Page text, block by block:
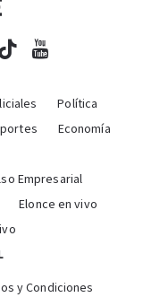
Política
Economía
Empresarial
Elonce en vivo
y Condiciones